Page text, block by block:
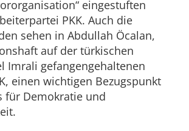
eingestuften
PKK. Auch die
sehen in Abdullah Öcalan,
auf der türkischen
Imrali gefangengehaltenen
einen wichtigen Bezugspunkt
für Demokratie und